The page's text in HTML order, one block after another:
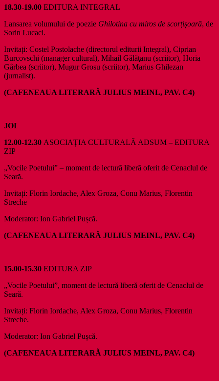
18.30-19.00 EDITURA INTEGRAL
Lansarea volumului de poezie Ghilotina cu miros de scorțișoară, de
Sorin Lucaci.
Invitați: Costel Postolache (directorul editurii Integral), Ciprian
Burcovschi (manager cultural), Mihail Gălăţanu (scriitor), Horia
Gârbea (scriitor), Mugur Grosu (scriitor), Marius Ghilezan
(jurnalist).
(CAFENEAUA LITERARĂ JULIUS MEINL, PAV. C4)
JOI
12.00-12.30 ASOCIAȚIA CULTURALĂ ADSUM – EDITURA
ZIP
„Vocile Poetului” – moment de lectură liberă oferit de Cenaclul de
Seară.
Invitați: Florin Iordache, Alex Groza, Conu Marius, Florentin
Streche
Moderator: Ion Gabriel Pușcă.
(CAFENEAUA LITERARĂ JULIUS MEINL, PAV. C4)
15.00-15.30 EDITURA ZIP
„Vocile Poetului”, moment de lectură liberă oferit de Cenaclul de
Seară.
Invitați: Florin Iordache, Alex Groza, Conu Marius, Florentin
Streche.
Moderator: Ion Gabriel Pușcă.
(CAFENEAUA LITERARĂ JULIUS MEINL, PAV. C4)